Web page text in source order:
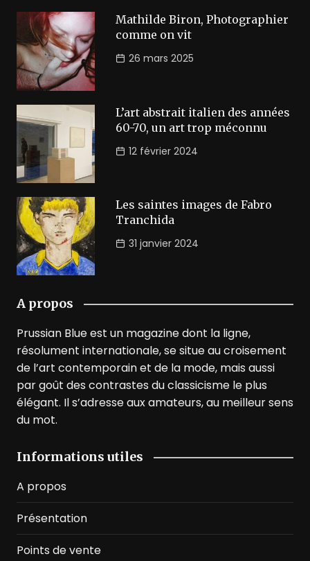
Mathilde Biron, Photographier
comme on vit
26 mars 2025
L’art abstrait italien des années
60-70, un art trop méconnu
12 février 2024
Les saintes images de Fabro
Tranchida
31 janvier 2024
A propos
Prussian Blue est un magazine dont la ligne,
résolument internationale, se situe au croisement
de l’art contemporain et de la mode, mais aussi
par goût des contrastes du classicisme le plus
élégant. Il s’adresse aux amateurs, au meilleur sens
du mot.
Informations utiles
A propos
Présentation
Points de vente